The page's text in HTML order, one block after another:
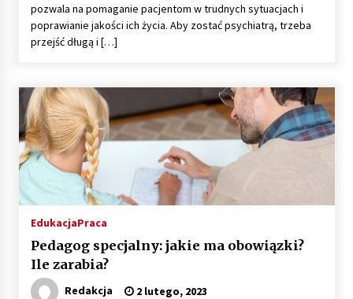
pozwala na pomaganie pacjentom w trudnych sytuacjach i
poprawianie jakości ich życia. Aby zostać psychiatrą, trzeba
przejść długą i […]
EdukacjaPraca
Pedagog specjalny: jakie ma obowiązki?
Ile zarabia?
Redakcja 2 lutego, 2023